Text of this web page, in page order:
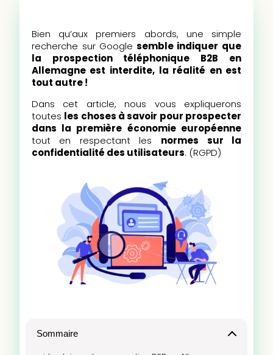
Bien qu’aux premiers abords, une simple
recherche sur Google semble indiquer que
la prospection téléphonique B2B en
Allemagne est interdite, la réalité en est
tout autre !
Dans cet article, nous vous expliquerons
toutes les choses à savoir pour prospecter
dans la première économie européenne
tout en respectant les normes sur la
confidentialité des utilisateurs. (RGPD)
Sommaire